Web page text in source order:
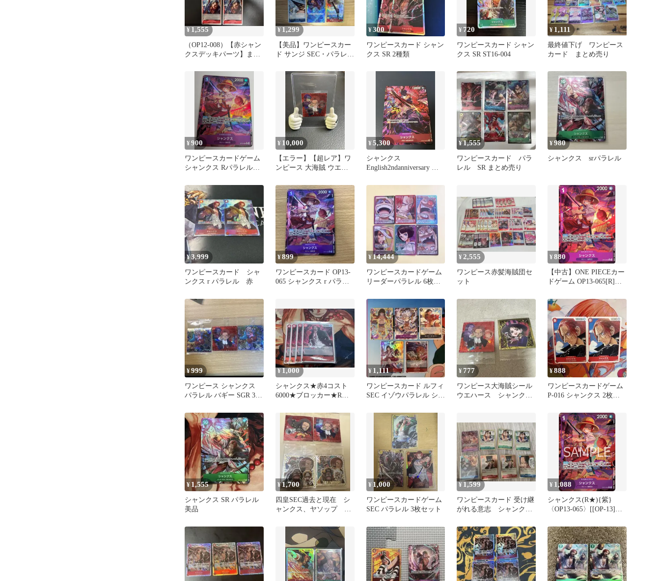
¥ 1,555
（OP12-008）【赤シャン
クスデッキパーツ】まと
¥ 1,299
​【美品】ワンピースカー
ド サンジ SEC・パラレル
¥300
ワンピースカード シャン
クス SR 2種類
¥ 720
ワンピースカード シャン
クス SR ST16-004
¥ 1,111
最終値下げ ワンピース
カード まとめ売り
¥900
ワンピースカードゲーム
シャンクス Rパラレル
志
¥ 10,000
【エラー】【超レア】ワ
ンピース 大海賊 ウエハ
ャンクス
¥5,300
シャンクス
English2ndanniversary パ
¥1,555
ワンピースカード パラ
レル SR まとめ売り
¥980
シャンクス srパラレル
¥3,999
ワンピースカード シャ
ンクス r パラレル 赤
¥899
ワンピースカード OP13-
065 シャンクス r パラレ
¥ 14,444
ワンピースカードゲーム
リーダーパラレル 6枚セ
¥2,555
ワンピース赤髪海賊団セ
ット
¥880
【中古】ONE PIECEカー
ドゲーム OP13-065[R]：
¥999
ワンピース シャンクス
パラレル バギー SGR 3枚
¥ 1,000
シャンクス★赤4コスト
6000★ブロッカー★R★
の絆
¥ 1,111
ワンピースカード ルフィ
SEC イゾウパラレル シャ
¥777
ワンピース大海賊シール
ウエハース シャンクス
¥888
ワンピースカードゲーム
P-016 シャンクス 2枚セ
¥ 1,555
シャンクス SR パラレル
美品
¥1,700
四皇SEC過去と現在 シ
ャンクス、ヤソップ パ
¥ 1,000
ワンピースカードゲーム
SEC パラレル 3枚セット
¥ 1,599
ワンピースカード 受け継
がれる意志 シャンク
¥ 1,088
シャンクス(R★){紫}
〈OP13-065〉[[OP-13]ブ
れる意志] パラレル